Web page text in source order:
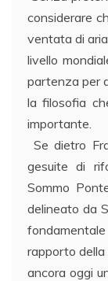
considerare
ventata di
livello
partenza per
la filosofia
importante.
Se dietro
gesuite di
Sommo
delineato da
rapporto della
ancora oggi